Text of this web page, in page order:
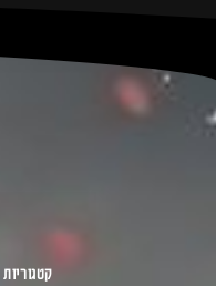
קטגוריות